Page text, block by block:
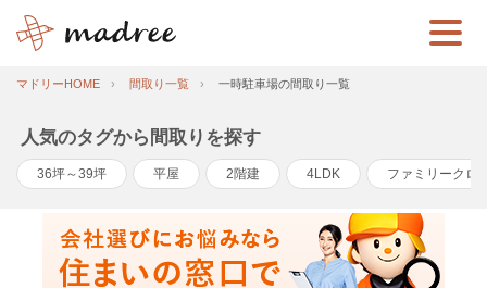
マドリーHOME 間取り一覧 一時駐車場の間取り一覧
人気のタグから間取りを探す
36坪～39坪 平屋 2階建 4LDK ファミリークロ